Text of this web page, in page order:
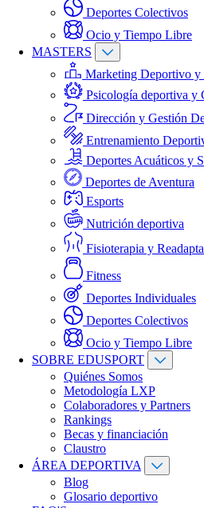
Deportes Colectivos
Ocio y Tiempo Libre
MASTERS
Marketing Deportivo y
Psicología deportiva y
Dirección y Gestión
Entrenamiento
Deportes Acuáticos y
Deportes de Aventura
Esports
Nutrición deportiva
Fisioterapia y
Fitness
Deportes Individuales
Deportes Colectivos
Ocio y Tiempo Libre
SOBRE EDUSPORT
Quiénes Somos
Metodología LXP
Colaboradores y Partners
Rankings
Becas y financiación
Claustro
ÁREA DEPORTIVA
Blog
Glosario deportivo